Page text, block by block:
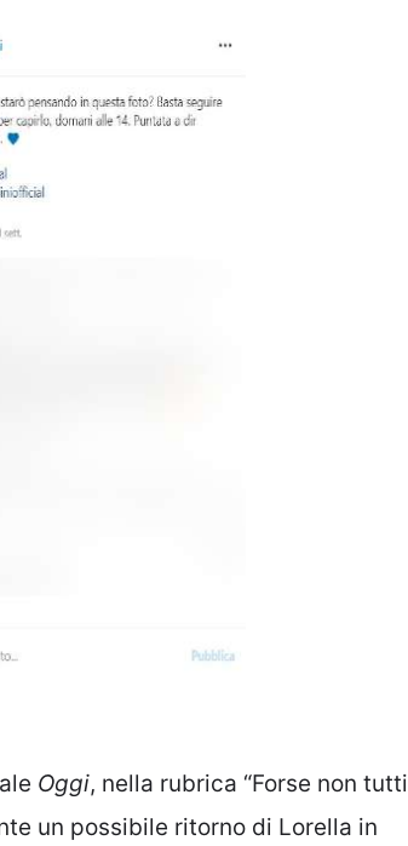
Oggi, nella rubrica “Forse non tutti
un possibile ritorno di Lorella in